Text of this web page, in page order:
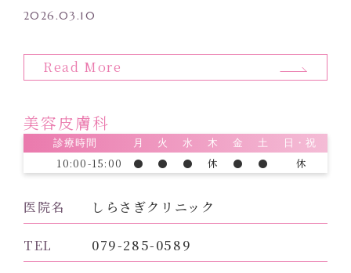
2026.03.10
いて
3月診療日についてお知らせ
2026.03.03
大切なお知らせ
2026.01.26
いて
Read More
美容皮膚科
診療時間 月 火 水 木 金 土 日・祝
10:00-15:00 ● ● ● 休 ● ● 休
医院名 しらさぎクリニック
TEL 079-285-0589